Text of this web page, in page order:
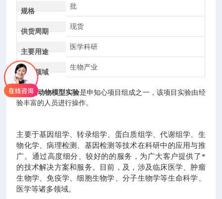
规格
批
供货周期
现货
主要用途
医学科研
应用领域
生物产业
糖尿病动物模型实验是申知心项目组成之一，该项目实验由经
验丰富的人员进行操作。
主要于基因组学、转录组学、蛋白质组学、代谢组学、生
物化学、病理检测、基因检测等技术在科研中的应用与推
广。通过高度细分、较好的的服务，为广大客户提供了*
的技术解决方案和服务。目前，及，涉及临床医学、肿瘤
生物学、免疫学、细胞生物学、分子生物学等生命科学、
医学等诸多领域。